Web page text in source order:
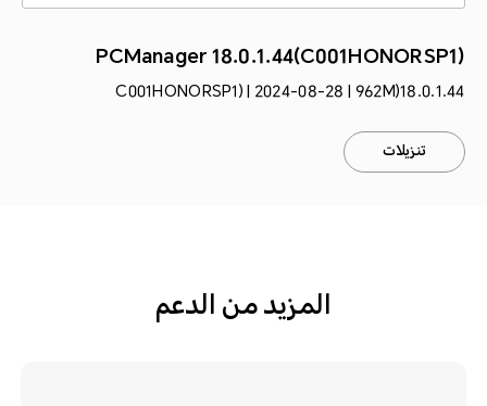
PCManager 18.0.1.44(C001HONORSP1)
18.0.1.44(C001HONORSP1) | 2024-08-28 | 962M
تنزيلات
المزيد من الدعم